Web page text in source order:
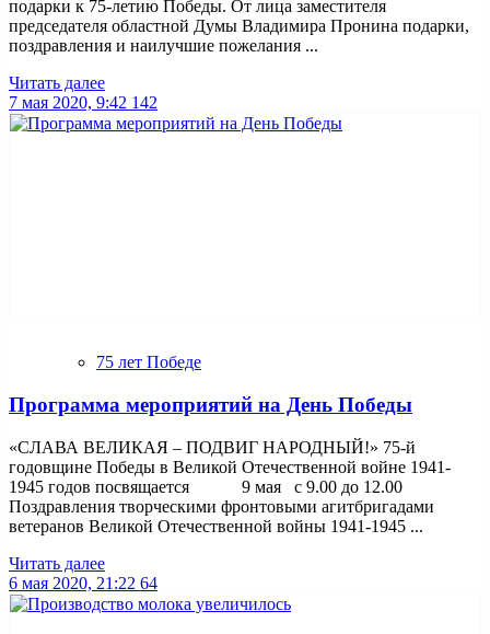
подарки к 75-летию Победы. От лица заместителя
председателя областной Думы Владимира Пронина подарки,
поздравления и наилучшие пожелания ...
Читать далее
7 мая 2020, 9:42 142
75 лет Победе
Программа мероприятий на День Победы
«СЛАВА ВЕЛИКАЯ – ПОДВИГ НАРОДНЫЙ!» 75-й
годовщине Победы в Великой Отечественной войне 1941-
1945 годов посвящается 9 мая с 9.00 до 12.00
Поздравления творческими фронтовыми агитбригадами
ветеранов Великой Отечественной войны 1941-1945 ...
Читать далее
6 мая 2020, 21:22 64